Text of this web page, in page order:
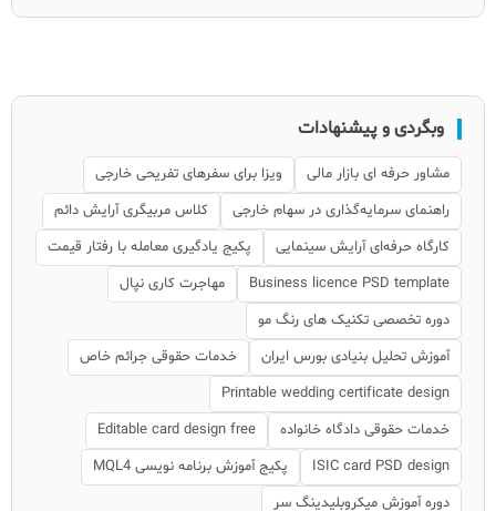
وبگردی و پیشنهادات
مشاور حرفه ای بازار مالی
ویزا برای سفرهای تفریحی خارجی
راهنمای سرمایه‌گذاری در سهام خارجی
کلاس مربیگری آرایش دائم
کارگاه حرفه‌ای آرایش سینمایی
پکیج یادگیری معامله با رفتار قیمت
Business licence PSD template
مهاجرت کاری نپال
دوره تخصصی تکنیک های رنگ مو
آموزش تحلیل بنیادی بورس ایران
خدمات حقوقی جرائم خاص
Printable wedding certificate design
خدمات حقوقی دادگاه خانواده
Editable card design free
ISIC card PSD design
پکیج آموزش برنامه نویسی MQL4
دوره آموزش میکروبلیدینگ سر